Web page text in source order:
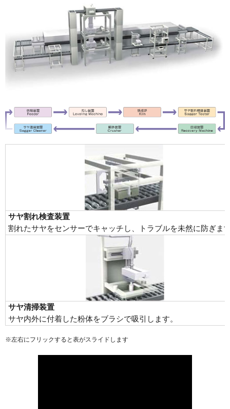
サヤ割れ検査装置
割れたサヤをセンサーでキャッチし、トラブルを未然に防ぎま
サヤ清掃装置
サヤ内外に付着した粉体をブラシで吸引します。
※左右にフリックすると表がスライドします